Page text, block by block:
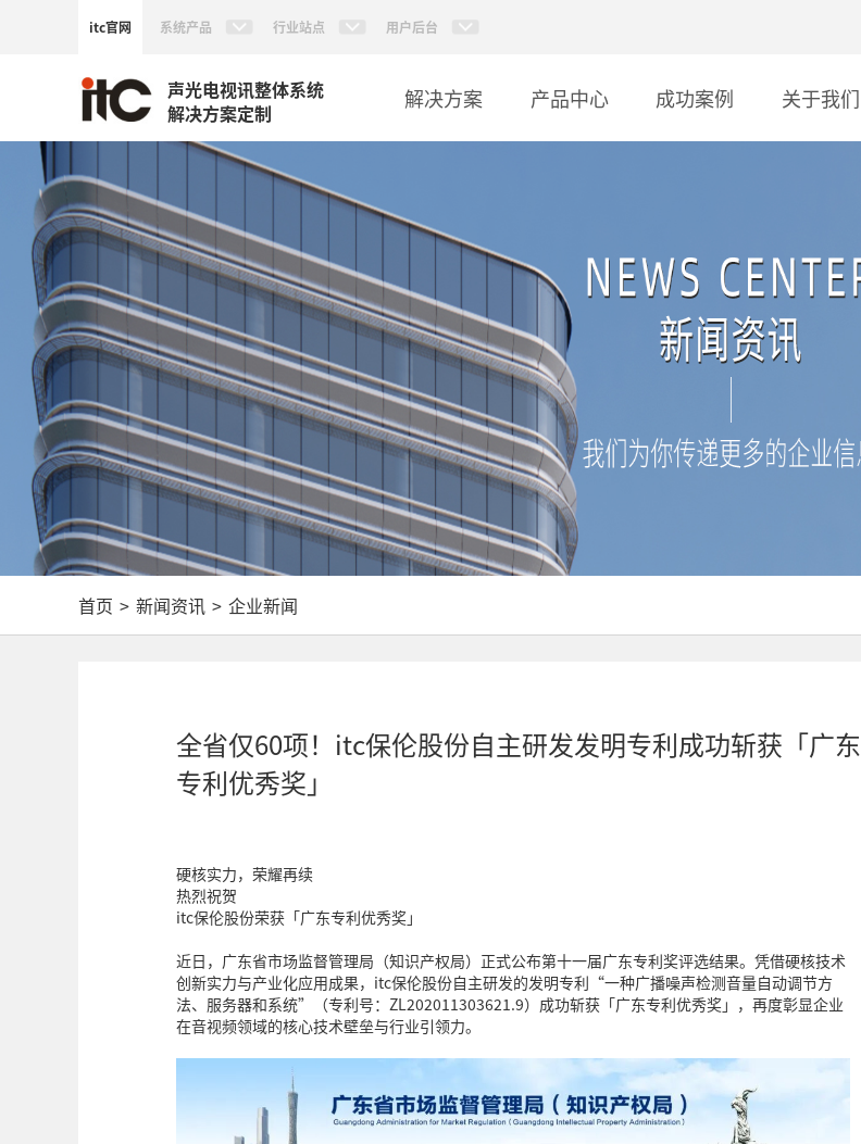
itc官网 系统产品 行业站点 用户后台
声光电视讯整体系统
解决方案定制
解决方案 产品中心 成功案例 关于我们
首页 > 新闻资讯 > 企业新闻
全省仅60项！itc保伦股份自主研发发明专利成功斩获「广东
专利优秀奖」
硬核实力，荣耀再续
热烈祝贺
itc保伦股份荣获「广东专利优秀奖」
近日，广东省市场监督管理局（知识产权局）正式公布第十一届广东专利奖评选结果。凭借硬核技术
创新实力与产业化应用成果，itc保伦股份自主研发的发明专利“一种广播噪声检测音量自动调节方
法、服务器和系统”（专利号：ZL202011303621.9）成功斩获「广东专利优秀奖」，再度彰显企业
在音视频领域的核心技术壁垒与行业引领力。